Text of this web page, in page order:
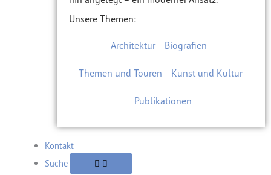
Unsere Themen:
Architektur Biografien
Themen und Touren Kunst und Kultur
Publikationen
Kontakt
Suche